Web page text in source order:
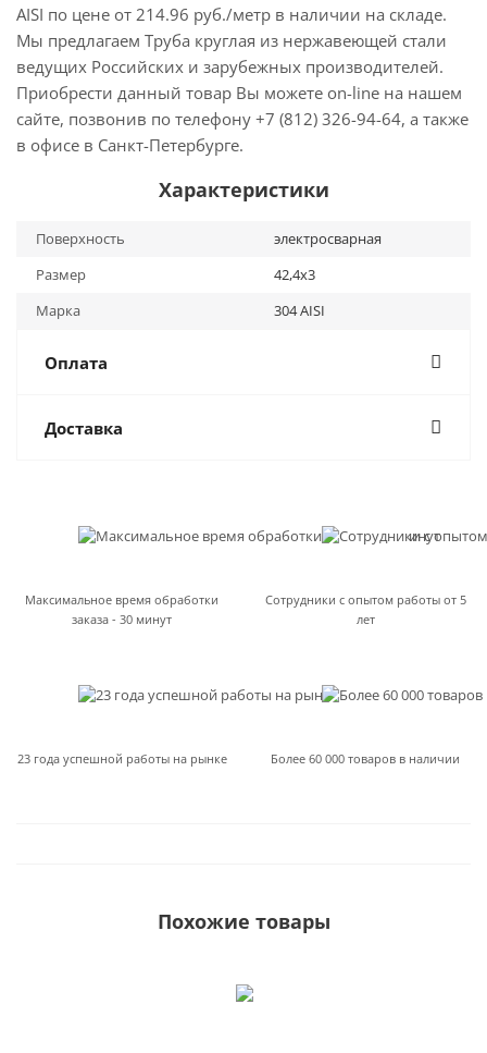
AISI по цене от 214.96 руб./метр в наличии на складе.
Мы предлагаем Труба круглая из нержавеющей стали
ведущих Российских и зарубежных производителей.
Приобрести данный товар Вы можете on-line на нашем
сайте, позвонив по телефону +7 (812) 326-94-64, а также
в офисе в Санкт-Петербурге.
Характеристики
Поверхность
электросварная
Размер
42,4х3
Марка
304 AISI
Оплата
Доставка
Максимальное время обработки
заказа - 30 минут
Сотрудники с опытом работы от 5
лет
23 года успешной работы на рынке Более 60 000 товаров в наличии
Похожие товары